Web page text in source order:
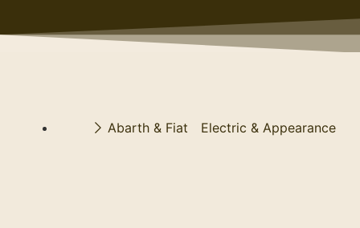
Abarth & Fiat Electric & Appearance